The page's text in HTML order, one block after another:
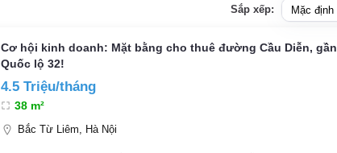
Sắp xếp:
Cơ hội kinh doanh: Mặt bằng cho thuê đường Cầu Diễn, gần
Quốc lộ 32!
4.5 Triệu/tháng
38 m²
Bắc Từ Liêm, Hà Nội